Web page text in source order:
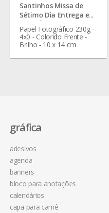
Santinhos Missa de
Sétimo Dia Entrega em
Papel Fotográfico 230g -
4x0 - Colorido Frente -
Brilho - 10 x 14 cm
gráfica
adesivos
agenda
banners
bloco para anotações
calendários
capa para carnê